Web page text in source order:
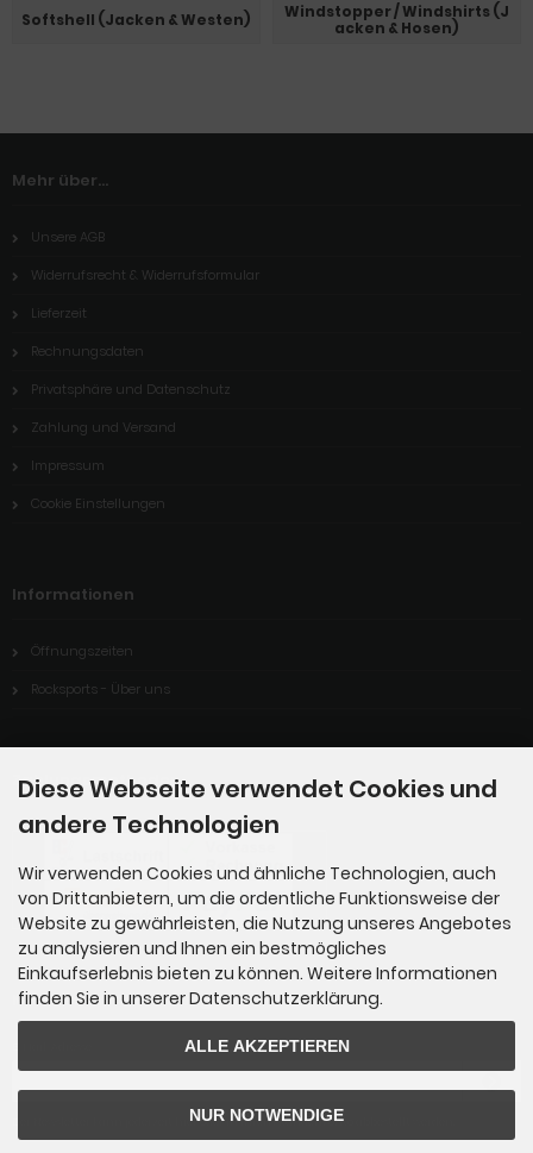
Softshell (Jacken & Westen)
Windstopper / Windshirts (J
acken & Hosen)
Mehr über...
Unsere AGB
Widerrufsrecht & Widerrufsformular
Lieferzeit
Rechnungsdaten
Privatsphäre und Datenschutz
Zahlung und Versand
Impressum
Cookie Einstellungen
Informationen
Öffnungszeiten
Rocksports - Über uns
Zahlungsmethoden
Newsletter-Anmeldung
Der Newsletter kann jederzeit hier oder in Ihrem Kundenkonto abbestellt werden.
Diese Webseite verwendet Cookies und
andere Technologien
Wir verwenden Cookies und ähnliche Technologien, auch
von Drittanbietern, um die ordentliche Funktionsweise der
Website zu gewährleisten, die Nutzung unseres Angebotes
zu analysieren und Ihnen ein bestmögliches
Einkaufserlebnis bieten zu können. Weitere Informationen
finden Sie in unserer Datenschutzerklärung.
ALLE AKZEPTIEREN
NUR NOTWENDIGE